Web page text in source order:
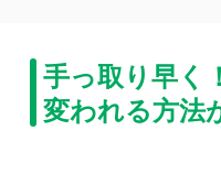
手っ取り早く
変われる方法